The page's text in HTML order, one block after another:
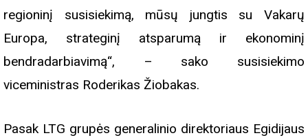
regioninį susisiekimą, mūsų jungtis su Vakarų
Europa, strateginį atsparumą ir ekonominį
bendradarbiavimą“, – sako susisiekimo
viceministras Roderikas Žiobakas.
Pasak LTG grupės generalinio direktoriaus Egidijaus